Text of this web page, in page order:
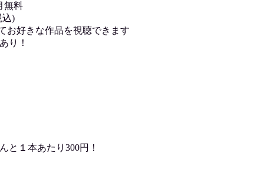
無料
込)
お好きな作品を視聴できます
り！
と１本あたり300円！